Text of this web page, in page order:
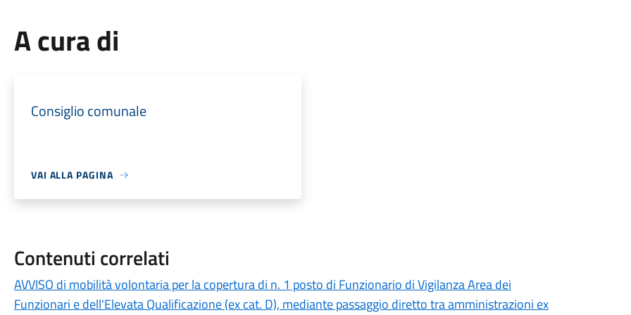
A cura di
Consiglio comunale
VAI ALLA PAGINA
Contenuti correlati
AVVISO di mobilità volontaria per la copertura di n. 1 posto di Funzionario di Vigilanza Area dei
Funzionari e dell'Elevata Qualificazione (ex cat. D), mediante passaggio diretto tra amministrazioni ex